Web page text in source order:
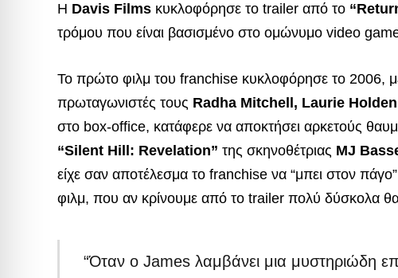
Η Davis Films κυκλοφόρησε το trailer από το
τρόμου που είναι βασισμένο στο ομώνυμο video
Το πρώτο φιλμ του franchise κυκλοφόρησε το 2006,
πρωταγωνιστές τους Radha Mitchell, Laurie Holden
στο box-office, κατάφερε να αποκτήσει αρκετούς
“Silent Hill: Revelation” της σκηνοθέτριας MJ
είχε σαν αποτέλεσμα το franchise να “μπει στον
φιλμ, που αν κρίνουμε από το trailer πολύ δύσκολα
“Όταν ο James λαμβάνει μια μυστηριώδη